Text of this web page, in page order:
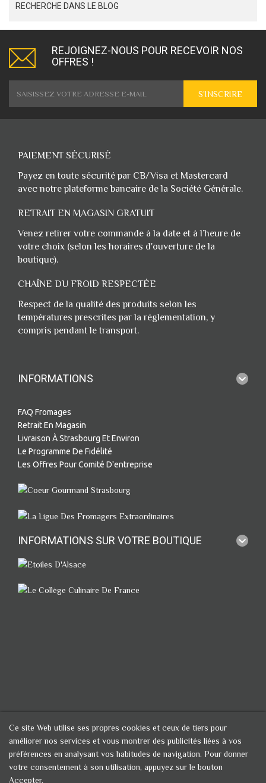
RECHERCHE DANS LE BLOG
REJOIGNEZ-NOUS POUR RECEVOIR NOS
OFFRES !
S'INSCRIRE
PAIEMENT SÉCURISÉ
Payez en toute sécurité par CB/Visa et Mastercard
avec notre plateforme bancaire de la Société Générale.
RETRAIT EN MAGASIN GRATUIT
Venez retirer votre commande à la date et à l’heure de
votre choix (selon les horaires d'ouverture de la
boutique).
CHAÎNE DU FROID RESPECTÉE
Respect de la qualité des produits selon les
températures prescrites par la réglementation, y
compris pendant le transport.
INFORMATIONS
FAQ Fromages
Retrait En Magasin
Livraison À Strasbourg Et Environ
Le Programme De Fidélité
Les Offres Pour Comité D'entreprise
INFORMATIONS SUR VOTRE BOUTIQUE
Ce site Web utilise ses propres cookies et ceux de tiers pour
améliorer nos services et vous montrer des publicités liées à vos
préférences en analysant vos habitudes de navigation. Pour donner
votre consentement à son utilisation, appuyez sur le bouton
Accepter.